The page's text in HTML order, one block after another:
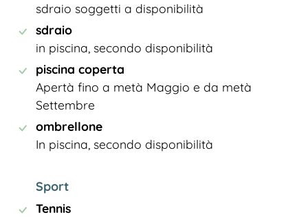
sdraio soggetti a disponibilità
sdraio
in piscina, secondo disponibilità
piscina coperta
Apertà fino a metà Maggio e da metà
Settembre
ombrellone
In piscina, secondo disponibilità
Sport
Tennis